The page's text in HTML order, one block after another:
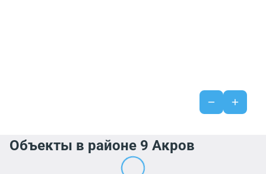
Объекты в районе 9 Акров